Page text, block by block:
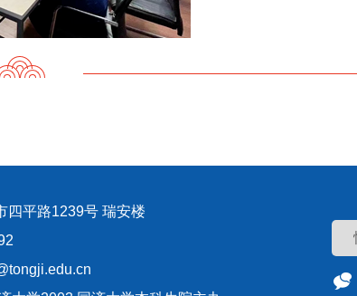
四平路1239号 瑞安楼